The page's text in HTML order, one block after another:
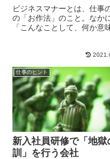
ビジネスマナーとは、仕事
の「お作法」のこと。なか
「こんなことして、何か意
仕事のヒント
新入社員研修で「地獄
訓」を行う会社